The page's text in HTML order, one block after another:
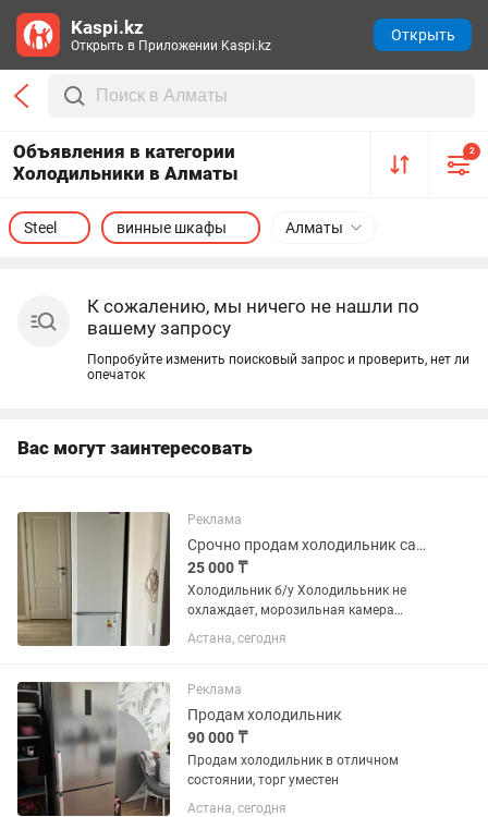
Объявления в категории
Холодильники в Алматы
2
Алматы
Steel винные шкафы
К сожалению, мы ничего не нашли по
вашему запросу
Попробуйте изменить поисковый запрос и проверить, нет ли
опечаток
Вас могут заинтересовать
Реклама
Срочно продам холодильник самовывозом
25 000 ₸
Холодильник б/у Холодилььник не
охлаждает, морозильная камера
работает
Астана, сегодня
Реклама
Продам холодильник
90 000 ₸
Продам холодильник в отличном
состоянии, торг уместен
Астана, сегодня
Kaspi.kz
Открыть в Приложении Kaspi.kz
Открыть